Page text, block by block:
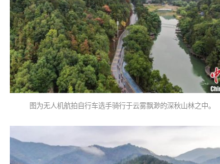
图为无人机航拍自行车选手骑行于云雾飘渺的深秋山林之中